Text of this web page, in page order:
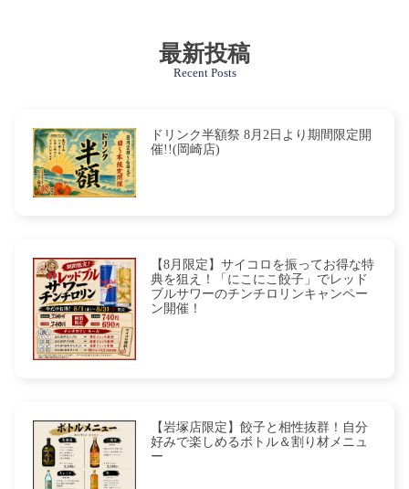
最新投稿
Recent Posts
ドリンク半額祭 8月2日より期間限定開
催!!(岡崎店)
【8月限定】サイコロを振ってお得な特
典を狙え！「にこにこ餃子」でレッド
ブルサワーのチンチロリンキャンペー
ン開催！
【岩塚店限定】餃子と相性抜群！自分
好みで楽しめるボトル＆割り材メニュ
ー